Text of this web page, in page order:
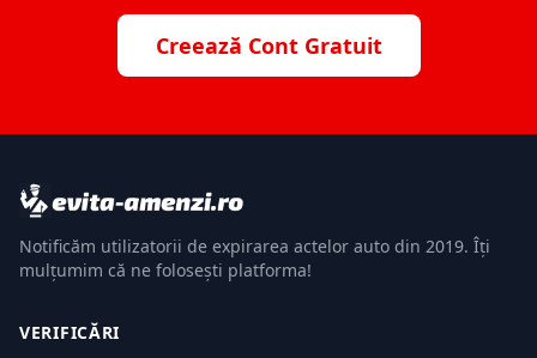
Creează Cont Gratuit
Notificăm utilizatorii de expirarea actelor auto din 2019. Îți
mulțumim că ne folosești platforma!
VERIFICĂRI